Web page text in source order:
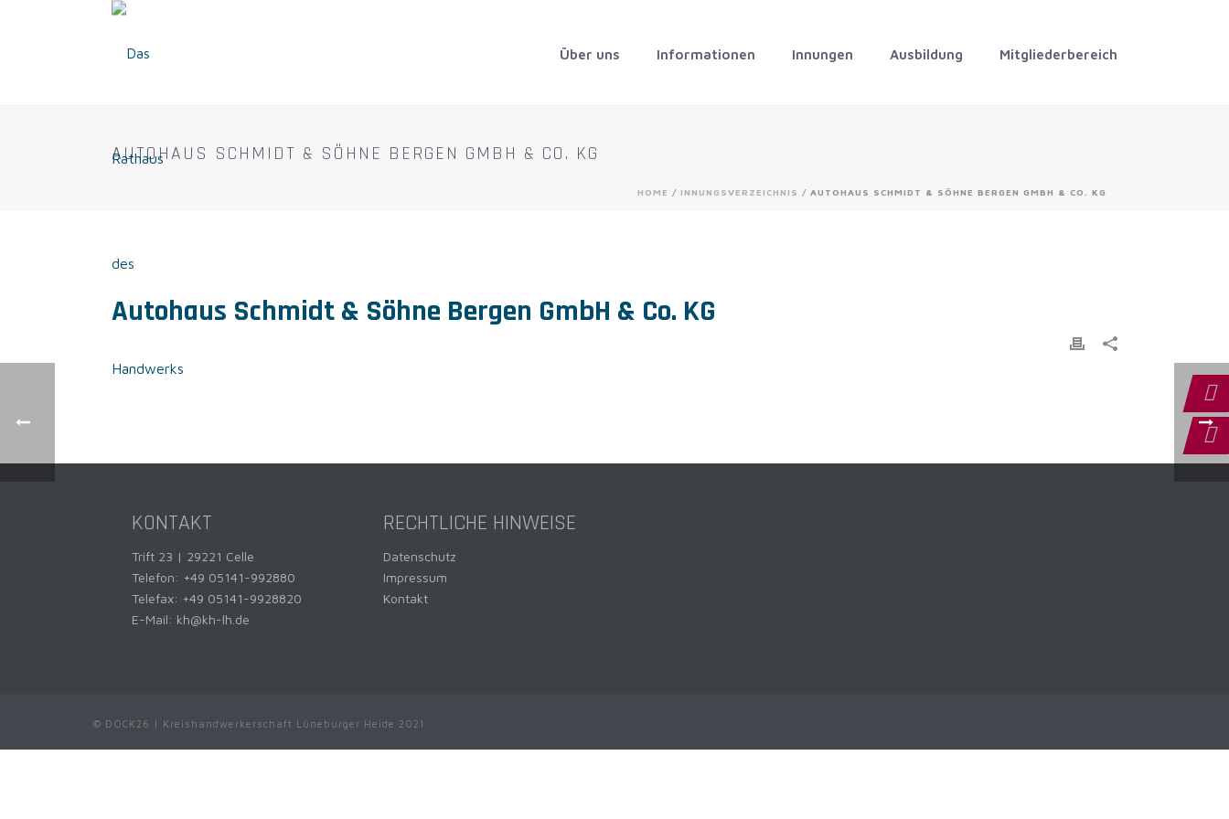
Über uns Informationen Innungen Ausbildung Mitgliederbereich
AUTOHAUS SCHMIDT & SÖHNE BERGEN GMBH & CO. KG
HOME / INNUNGSVERZEICHNIS / AUTOHAUS SCHMIDT & SÖHNE BERGEN GMBH & CO. KG
Autohaus Schmidt & Söhne Bergen GmbH & Co. KG
KONTAKT
Trift 23 | 29221 Celle
Telefon: +49 05141-992880
Telefax: +49 05141-9928820
E-Mail: kh@kh-lh.de
RECHTLICHE HINWEISE
Datenschutz
Impressum
Kontakt
© DOCK26 | Kreishandwerkerschaft Lüneburger Heide 2021